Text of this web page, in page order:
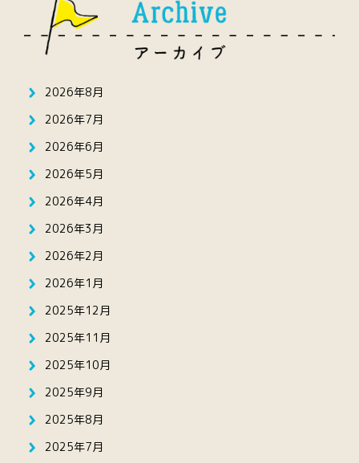
2026年8月
2026年7月
2026年6月
2026年5月
2026年4月
2026年3月
2026年2月
2026年1月
2025年12月
2025年11月
2025年10月
2025年9月
2025年8月
2025年7月